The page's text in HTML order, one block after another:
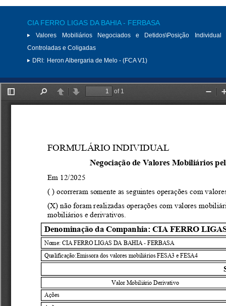
CIA FERRO LIGAS DA BAHIA - FERBASA
Valores Mobiliários Negociados e Detidos\Posição
Controladas e Coligadas
DRI: Heron Albergaria de Melo - (FCA V1)